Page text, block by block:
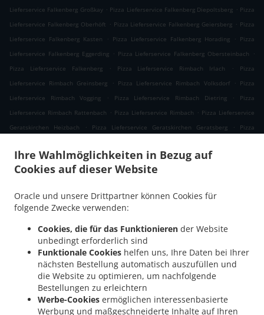
Ihre Wahlmöglichkeiten in Bezug auf
Cookies auf dieser Website
Oracle und unsere Drittpartner können Cookies für
folgende Zwecke verwenden:
Cookies, die für das Funktionieren der Website
unbedingt erforderlich sind
Funktionale Cookies helfen uns, Ihre Daten bei Ihrer
nächsten Bestellung automatisch auszufüllen und
die Website zu optimieren, um nachfolgende
Bestellungen zu erleichtern
Werbe-Cookies ermöglichen interessenbasierte
Werbung und maßgeschneiderte Inhalte auf Ihren
Lieferservice Falkenberg Großkay . Pizza Lieferservice Falkenberg Diepoltsberg . Pizza
Lieferservice Falkenberg Oberhöft . Pizza Lieferservice Falkenberg Geiersberg . Pizza
Lieferservice Falkenberg Kasten
. Pizza Lieferservice Falkenberg Horading . Pizza
Lieferservice Falkenberg Eggerding . Pizza Lieferservice Falkenberg Obersteinbach
.
Pizza Lieferservice Falkenberg
. Pizza Lieferservice Rimbach Irlach .
Pizza
Lieferservice Rimbach Greinsberg
. Pizza Lieferservice Rimbach Volksdorf . Pizza
Lieferservice Rimbach Vogging
. Pizza Lieferservice Rimbach Dietring .
Pizza
Lieferservice Rimbach Rattenbach . Pizza Lieferservice Rimbach . Pizza Lieferservice
Geratskirchen Heizbach
. Pizza Lieferservice Geratskirchen Geratsberg .
Pizza
Braunsberg
. Pizza Lieferservice Geratskirchen Ohnatsberg . Pizza Lieferservice
Geratskirchen Kleineggenberg
. Pizza Lieferservice Geratskirchen Überackersdorf
Garten
. Pizza Lieferservice Geratskirchen Asenkerschbaum . Pizza Lieferservice
Lieferservice Geratskirchen Haneck
. Pizza Lieferservice Geratskirchen
Lieferservice Pleiskirchen Neuerding . Pizza Lieferservice Pleiskirchen Altsberg
Lieferservice Pleiskirchen Laibeng
. Pizza Lieferservice Pleiskirchen Ruhnstetten
Pizza Lieferservice Pleiskirchen Furth . Pizza Lieferservice Pleiskirchen Willhartsberg
Pizza Lieferservice Pleiskirchen Wilhartsberg . Pizza Lieferservice Pleiskirchen Walln
Pizza Lieferservice Pleiskirchen Wolfsgrub . Pizza Lieferservice Pleiskirchen